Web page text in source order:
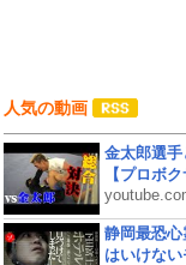
人気の動画
金太郎選
【プロボ
静岡最恐
はいけな